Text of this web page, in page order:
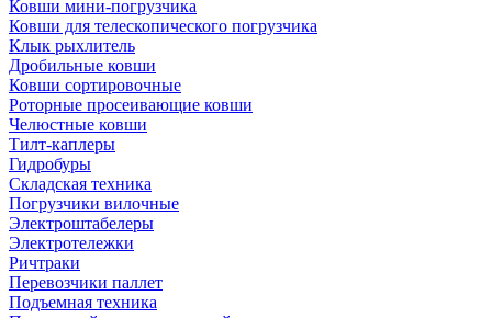
Ковши мини-погрузчика
Ковши для телескопического погрузчика
Клык рыхлитель
Дробильные ковши
Ковши сортировочные
Роторные просеивающие ковши
Челюстные ковши
Тилт-каплеры
Гидробуры
Складская техника
Погрузчики вилочные
Электроштабелеры
Электротележки
Ричтраки
Перевозчики паллет
Подъемная техника